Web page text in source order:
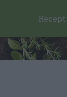
Recept